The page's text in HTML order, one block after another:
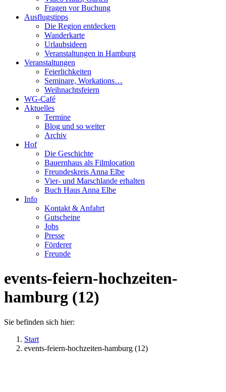
Fragen vor Buchung
Ausflugstipps
Die Region entdecken
Wanderkarte
Urlaubsideen
Veranstaltungen in Hamburg
Veranstaltungen
Feierlichkeiten
Seminare, Workations…
Weihnachtsfeiern
WG-Café
Aktuelles
Termine
Blog und so weiter
Archiv
Hof
Die Geschichte
Bauernhaus als Filmlocation
Freundeskreis Anna Elbe
Vier- und Marschlande erhalten
Buch Haus Anna Elbe
Info
Kontakt & Anfahrt
Gutscheine
Jobs
Presse
Förderer
Freunde
events-feiern-hochzeiten-
hamburg (12)
Sie befinden sich hier:
Start
events-feiern-hochzeiten-hamburg (12)